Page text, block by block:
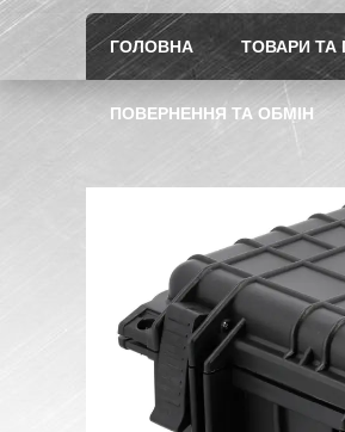
ГОЛОВНА ТОВАРИ ТА
ПОВЕРНЕННЯ ТА ОБМІН